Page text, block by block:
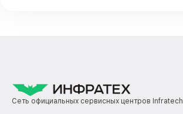
Сеть официальных сервисных центров Infratech